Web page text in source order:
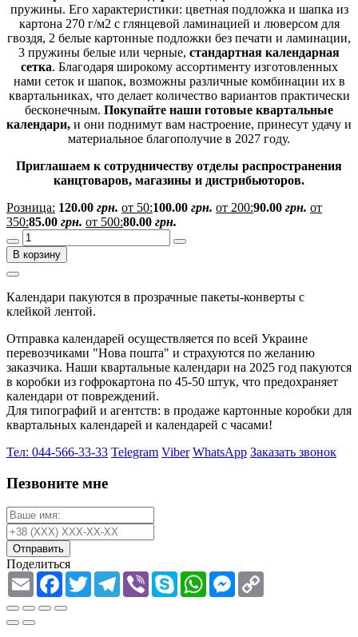
пружины. Его характеристики: цветная подложка и шапка из
картона 270 г/м2 с глянцевой ламинацией и люверсом для
гвоздя, 2 белые картонные подложки без печати и ламинации,
3 пружины белые или черные, стандартная календарная
сетка. Благодаря широкому ассортименту изготовленных
нами сеток и шапок, возможны различные комбинации их в
квартальниках, что делает количество вариантов практически
бесконечным. Покупайте наши готовые квартальные
календари, и они поднимут вам настроение, принесут удачу и
материальное благополучие в 2027 году.
Приглашаем к сотрудничеству отделы распространения
канцтоваров, магазины и дистрибьюторов.
Розница: 120.00 грн. от 50:100.00 грн. от 200:90.00 грн. от
350:85.00 грн. от 500:80.00 грн.
В корзину
Календари пакуются в прозрачные пакеты-конверты с
клейкой лентой.
Отправка календарей осуществляется по всей Украине
перевозчиками "Нова пошта" и страхуются по желанию
заказчика. Наши квартальные календари на 2025 год пакуются
в коробки из гофрокартона по 45-50 штук, что предохраняет
календари от повреждений.
Для типографий и агентств: в продаже картонные коробки для
квартальных календарей и календарей с часами!
Тел: 044-566-33-33 Telegram Viber WhatsApp Заказать звонок
Пезвоните мне
Отправить
Поделиться
Email Facebook
TwitterTelegram
Viber Skype WhatsAppMessenger